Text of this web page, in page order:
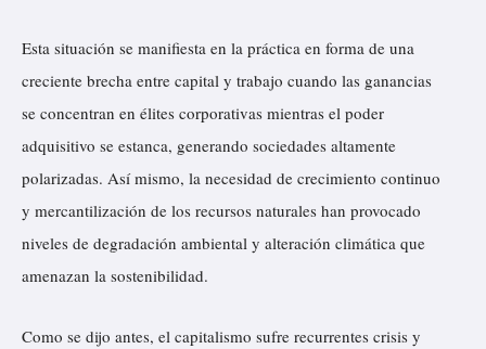
Esta situación se manifiesta en la práctica en forma de una
creciente brecha entre capital y trabajo cuando las ganancias
se concentran en élites corporativas mientras el poder
adquisitivo se estanca, generando sociedades altamente
polarizadas. Así mismo, la necesidad de crecimiento continuo
y mercantilización de los recursos naturales han provocado
niveles de degradación ambiental y alteración climática que
amenazan la sostenibilidad.
Como se dijo antes, el capitalismo sufre recurrentes crisis y